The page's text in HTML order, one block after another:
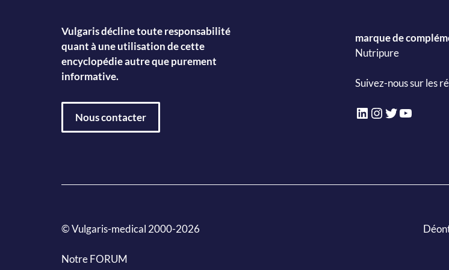
Vulgaris décline toute responsabilité
quant à une utilisation de cette
encyclopédie autre que purement
informative.
Nous contacter
marque de
Nutripure
Suivez-nous sur les
LinkedIn
Instagram
Twitter
YouTube
© Vulgaris-medical 2000-2026
Notre FORUM